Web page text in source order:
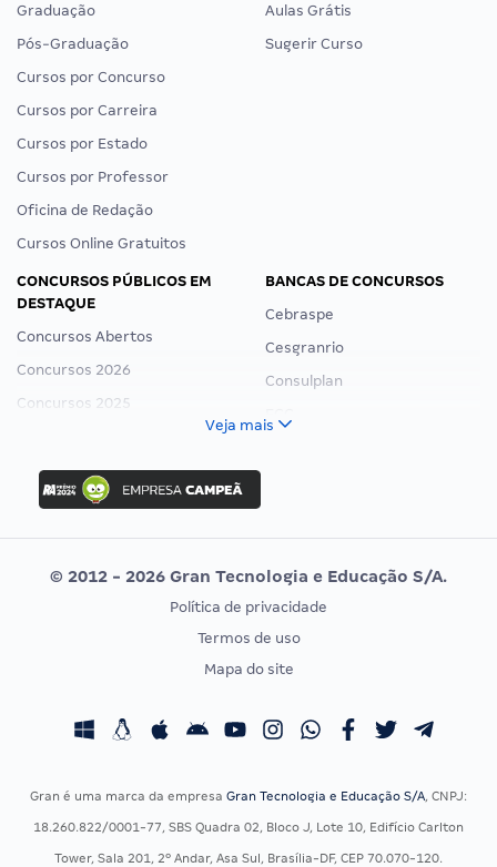
Graduação
Pós-Graduação
Cursos por Concurso
Cursos por Carreira
Cursos por Estado
Cursos por Professor
Oficina de Redação
Cursos Online Gratuitos
Aulas Grátis
Sugerir Curso
CONCURSOS PÚBLICOS EM
DESTAQUE
Concursos Abertos
Concursos 2026
Concursos 2025
Concurso Nacional Unificado
Concurso Ibama
Concurso MPU
Editais publicados
BANCAS DE CONCURSOS
Cebraspe
Cesgranrio
Consulplan
Vunesp
CONCURSOS POR PROFISSÃO
Concursos Fiscais
Concursos Saúde
EXAME DE ORDEM
Calendário OAB
Veja mais
© 2012 - 2026 Gran Tecnologia e Educação S/A.
Política de privacidade
Termos de uso
Mapa do site
Gran é uma marca da empresa Gran Tecnologia e Educação S/A, CNPJ:
18.260.822/0001-77, SBS Quadra 02, Bloco J, Lote 10, Edifício Carlton
Tower, Sala 201, 2º Andar, Asa Sul, Brasília-DF, CEP 70.070-120.